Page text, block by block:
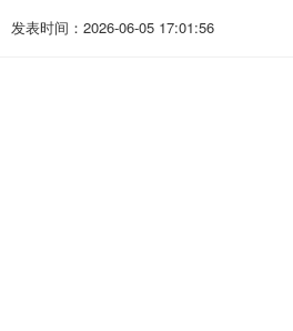
发表时间：2026-06-05 17:01:56